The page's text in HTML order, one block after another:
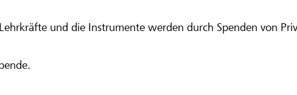
und die Instrumente werden durch Spenden von